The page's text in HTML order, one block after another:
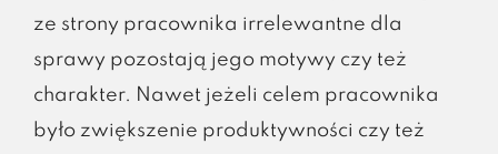
ze strony pracownika irrelewantne dla
sprawy pozostają jego motywy czy też
charakter. Nawet jeżeli celem pracownika
było zwiększenie produktywności czy też